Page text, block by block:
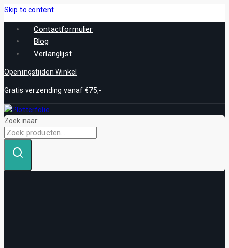
Skip to content
Contactformulier
Blog
Verlanglijst
Openingstijden Winkel
Gratis verzending vanaf €75,-
Zoek naar: